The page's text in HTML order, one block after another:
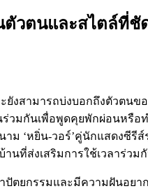
ตัวตนและสไตล์ที่ชั
งสามารถบ่งบอกถึงตัวตนข
วมกันเพื่อพูดคุยพักผ่อนห
าม ‘หยิ่น-วอร์’คู่นักแสดง
นที่ส่งเสริมการใช้เวลาร่ว
ยกรรมและมีความฝันอยา